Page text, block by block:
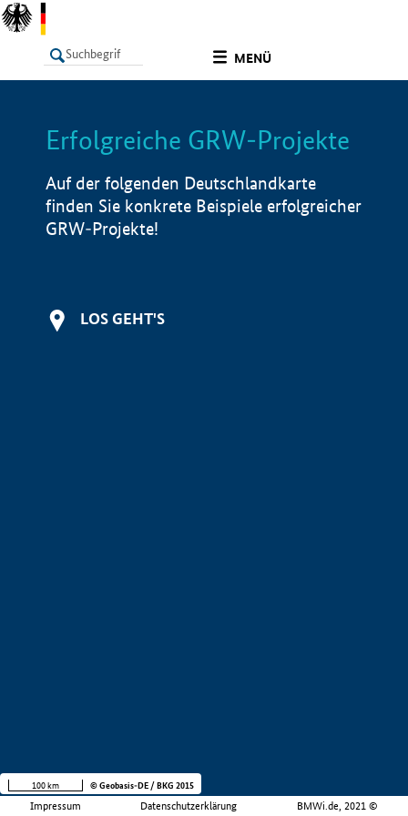
MENÜ
LISTE Info
Erfolgreiche GRW-Projekte
Auf der folgenden Deutschlandkarte
finden Sie konkrete Beispiele erfolgreicher
GRW-Projekte!
LOS GEHT'S
Impressum Datenschutzerklärung BMWi.de, 2021 ©
100 km © Geobasis-DE / BKG 2015